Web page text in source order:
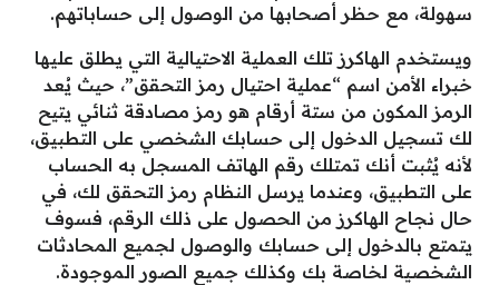
سهولة، مع حظر أصحابها من الوصول إلى حساباتهم.
ويستخدم الهاكرز تلك العملية الاحتيالية التي يطلق عليها
خبراء الأمن اسم “عملية احتيال رمز التحقق”، حيث يُعد
الرمز المكون من ستة أرقام هو رمز مصادقة ثنائي يتيح
لك تسجيل الدخول إلى حسابك الشخصي على التطبيق،
لأنه يُثبت أنك تمتلك رقم الهاتف المسجل به الحساب
على التطبيق، وعندما يرسل النظام رمز التحقق لك، في
حال نجاح الهاكرز من الحصول على ذلك الرقم، فسوف
يتمتع بالدخول إلى حسابك والوصول لجميع المحادثات
الشخصية لخاصة بك وكذلك جميع الصور الموجودة.